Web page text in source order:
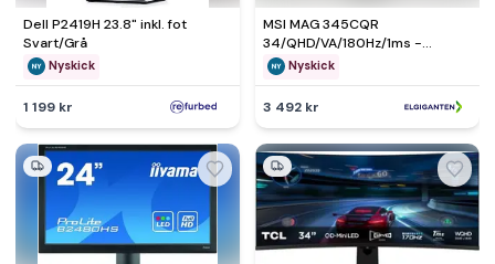
Dell P2419H 23.8" inkl. fot
Svart/Grå
Nyskick
1 199 kr
MSI MAG 345CQR
34/QHD/VA/180Hz/1ms -
Nyskick - i originalförpackning
Nyskick
3 492 kr